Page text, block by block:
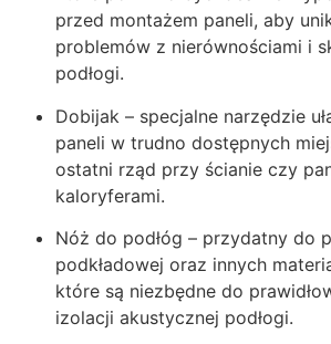
przed montażem paneli, aby
problemów z nierównościami i
podłogi.
Dobijak – specjalne narzędzie
paneli w trudno dostępnych
ostatni rząd przy ścianie czy
kaloryferami.
Nóż do podłóg – przydatny do
podkładowej oraz innych
które są niezbędne do
izolacji akustycznej podłogi.